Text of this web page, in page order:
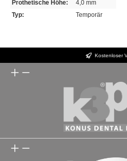
Prothetische Höhe:
4,0 mm
Typ:
Temporär
Kostenloser